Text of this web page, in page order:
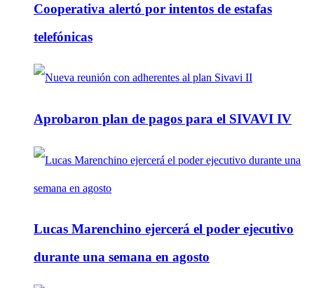
Cooperativa alertó por intentos de estafas
telefónicas
Aprobaron plan de pagos para el SIVAVI IV
Lucas Marenchino ejercerá el poder ejecutivo
durante una semana en agosto